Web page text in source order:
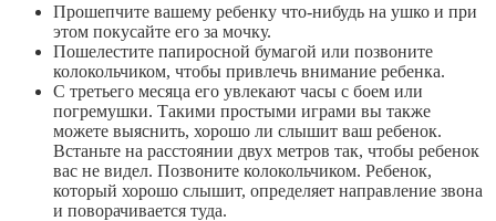
Прошепчите вашему ребенку что-нибудь на ушко и при
этом покусайте его за мочку.
Пошелестите папиросной бумагой или позвоните
колокольчиком, чтобы привлечь внимание ребенка.
С третьего месяца его увлекают часы с боем или
погремушки. Такими простыми играми вы также
можете выяснить, хорошо ли слышит ваш ребенок.
Встаньте на расстоянии двух метров так, чтобы ребенок
вас не видел. Позвоните колокольчиком. Ребенок,
который хорошо слышит, определяет направление звона
и поворачивается туда.